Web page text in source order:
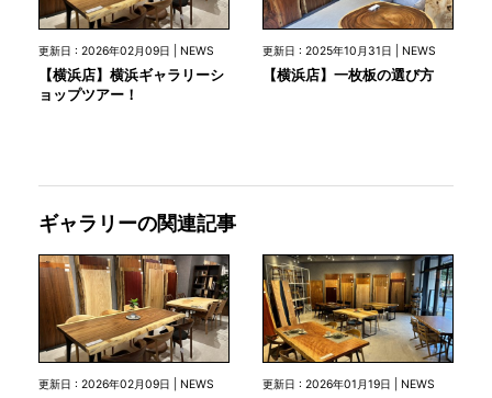
更新日 : 2026年02月09日 | NEWS
【横浜店】横浜ギャラリーシ
ョップツアー！
更新日 : 2025年10月31日 | NEWS
【横浜店】一枚板の選び方
ギャラリーの関連記事
更新日 : 2026年02月09日 | NEWS 更新日 : 2026年01月19日 | NEWS